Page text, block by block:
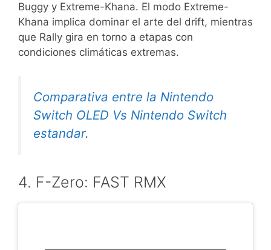
Buggy y Extreme-Khana. El modo Extreme-
Khana implica dominar el arte del drift, mientras
que Rally gira en torno a etapas con
condiciones climáticas extremas.
Comparativa entre la Nintendo
Switch OLED Vs Nintendo Switch
estandar.
4. F-Zero: FAST RMX